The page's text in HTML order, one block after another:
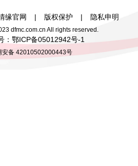
缘官网 | 版权保护 | 隐私申明
dfmc.com.cn All rights reserved.
： 鄂ICP备05012942号-1
安备 42010502000443号